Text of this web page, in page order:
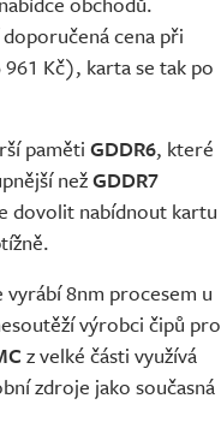
cena při
Kč), karta se tak po
paměti GDDR6, které
nežGDDR7
dovolit nabídnout kartu
vyrábí 8nm procesem u
výrobci čipů pro
z velké části využívá
zdroje jako současná